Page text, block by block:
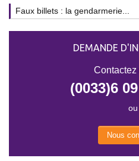
Faux billets : la gendarmerie...
DEMANDE
Contactez
(0033)6
ou
Nous